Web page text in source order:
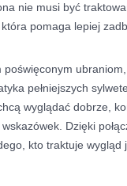
nie musi być
pomaga lepiej
pełniejszych
wyglądać dobrze,
Dzięki
kto traktuje